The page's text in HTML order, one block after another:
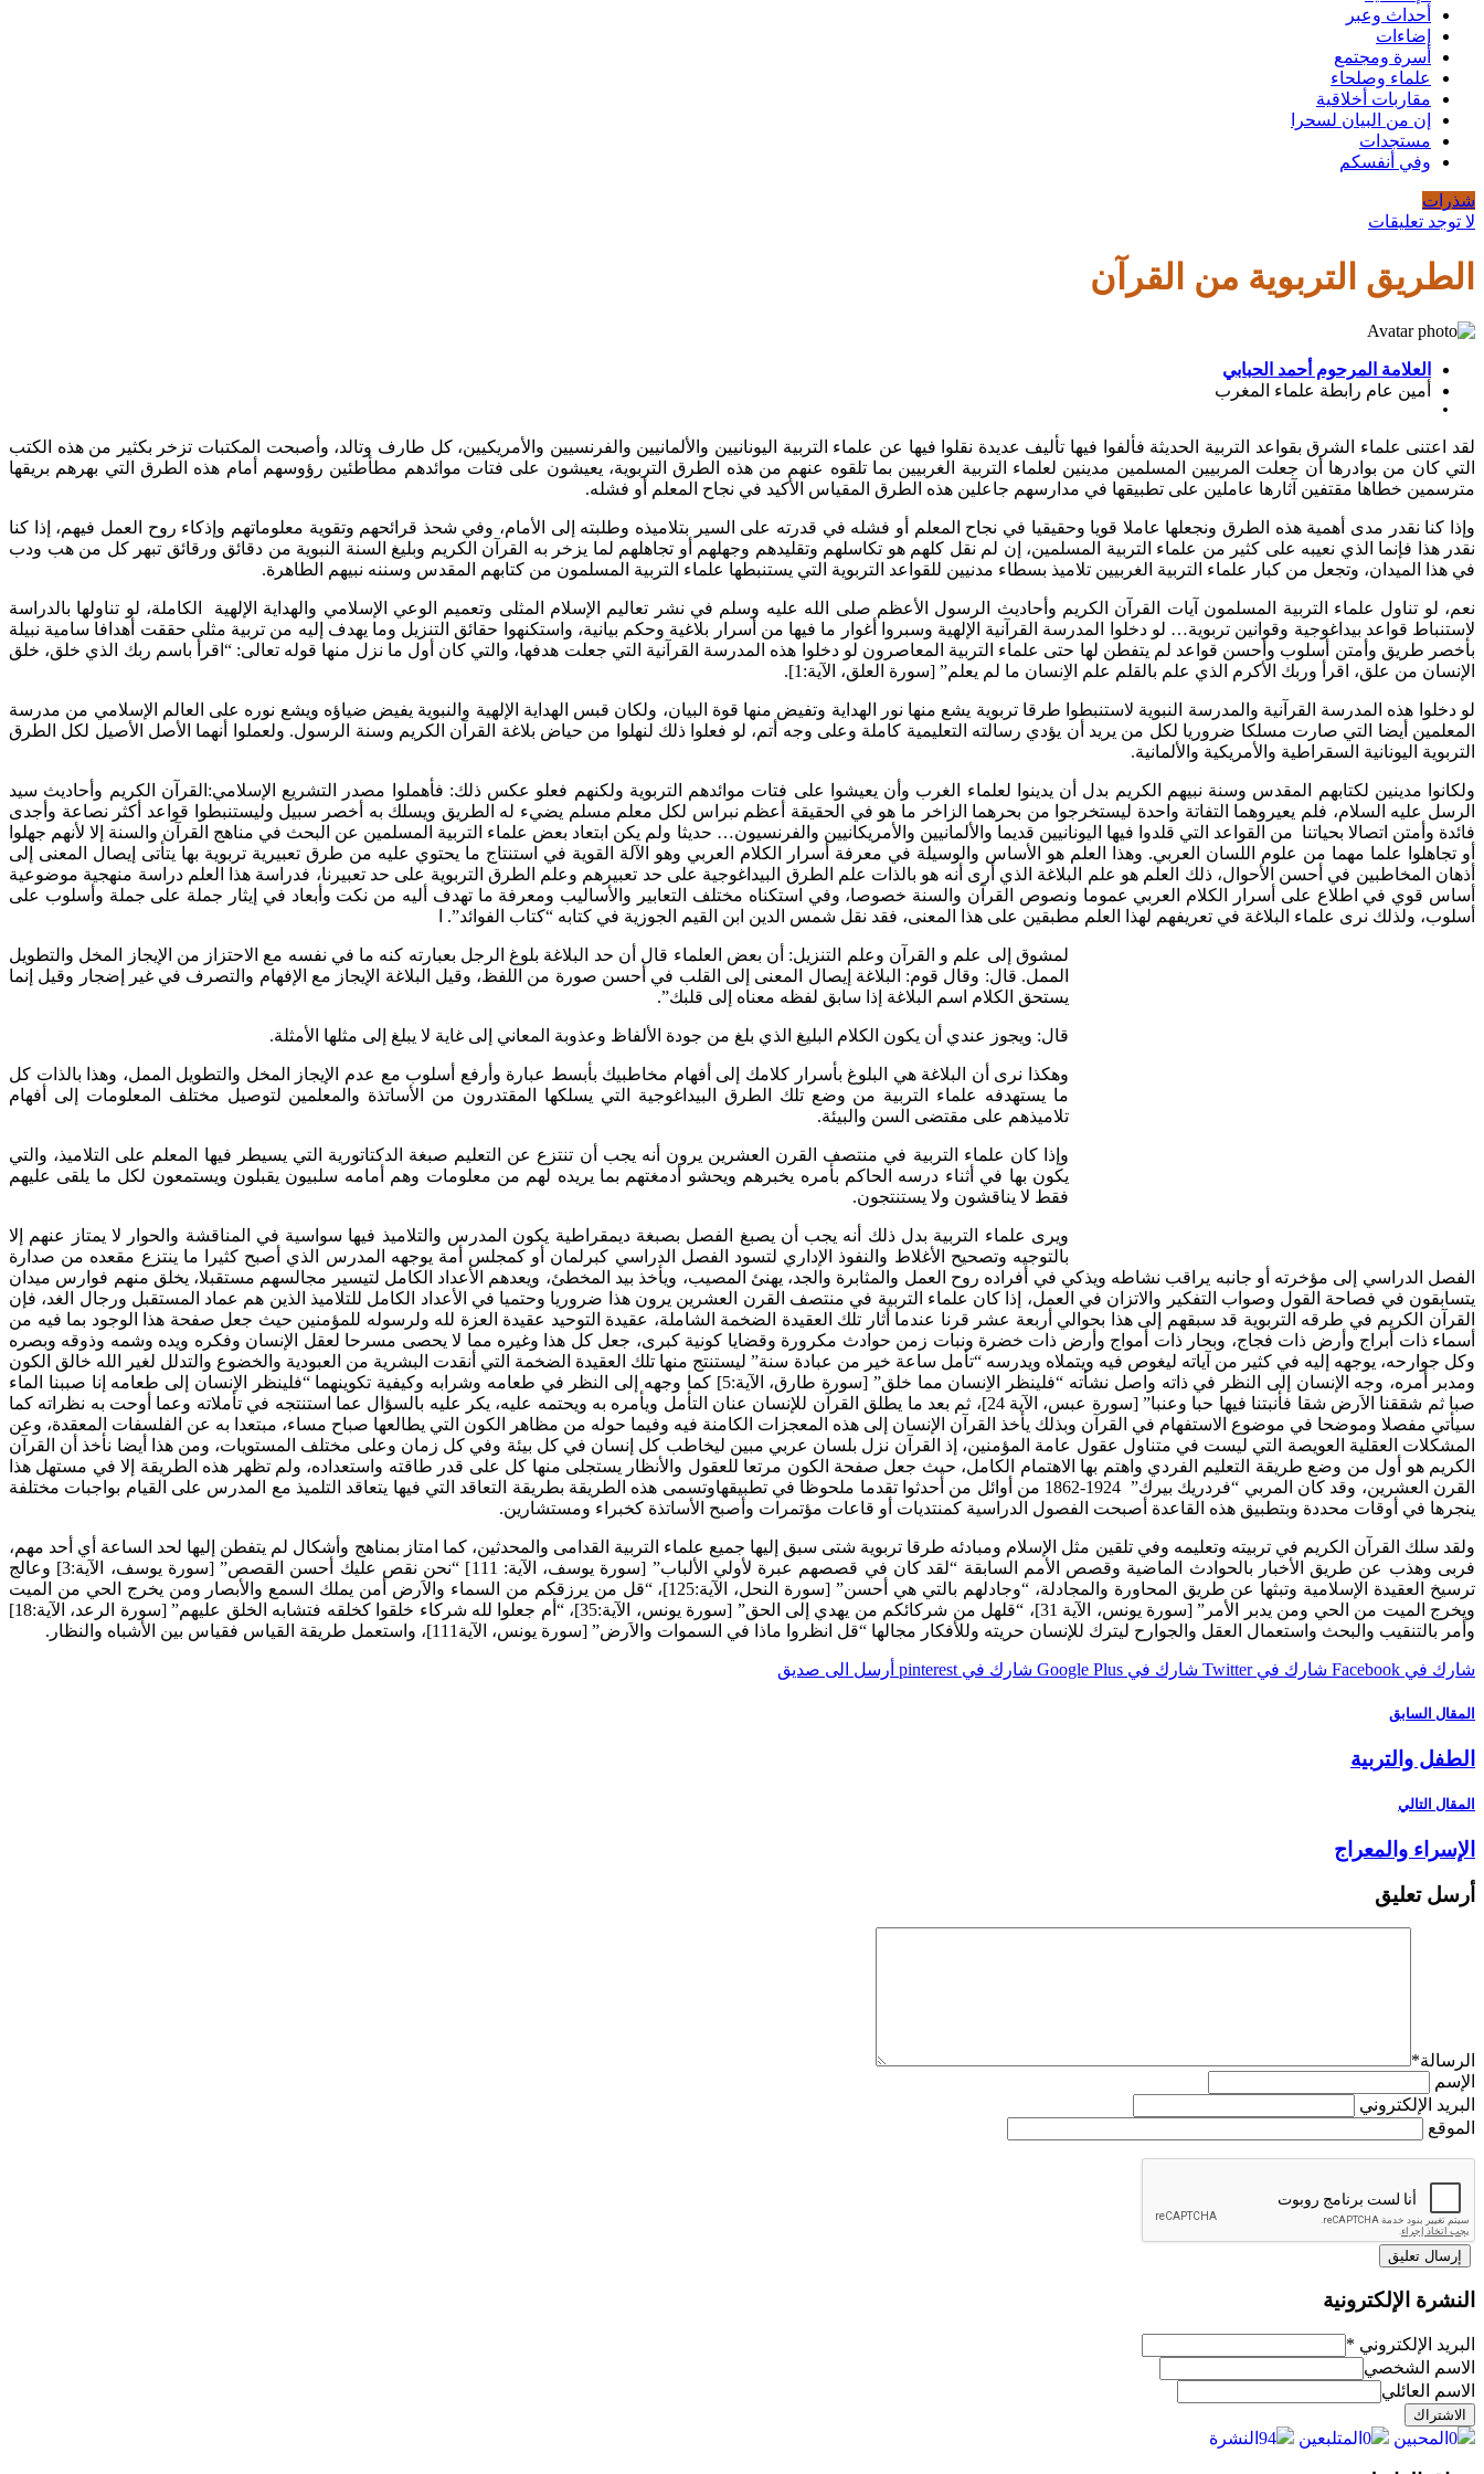
أحداث وعبر
إضاءات
أسرة ومجتمع
علماء وصلحاء
مقاربات أخلاقية
إن من البيان لسحرا
مستجدات
وفي أنفسكم
شذرات
لا توجد تعليقات
الطريق التربوية من القرآن
العلامة المرحوم أحمد الحبابي
أمين عام رابطة علماء المغرب
لقد اعتنى علماء الشرق بقواعد التربية الحديثة فألفوا فيها تأليف عديدة نقلوا فيها عن علماء التربية اليونانيين والألمانيين والفرنسيين والأمريكيين، كل طارف وتالد، وأصبحت المكتبات تزخر بكثير من هذه الكتب
التي كان من بوادرها أن جعلت المربيين المسلمين مدينين لعلماء التربية الغربيين بما تلقوه عنهم من هذه الطرق التربوية، يعيشون على فتات موائدهم مطأطئين رؤوسهم أمام هذه الطرق التي بهرهم بريقها
مترسمين خطاها مقتفين آثارها عاملين على تطبيقها في مدارسهم جاعلين هذه الطرق المقياس الأكيد في نجاح المعلم أو فشله.
وإذا كنا نقدر مدى أهمية هذه الطرق ونجعلها عاملا قويا وحقيقيا في نجاح المعلم أو فشله في قدرته على السير بتلاميذه وطلبته إلى الأمام، وفي شحذ قرائحهم وتقوية معلوماتهم وإذكاء روح العمل فيهم، إذا كنا
نقدر هذا فإنما الذي نعيبه على كثير من علماء التربية المسلمين، إن لم نقل كلهم هو تكاسلهم وتقليدهم وجهلهم أو تجاهلهم لما يزخر به القرآن الكريم وبليغ السنة النبوية من دقائق ورقائق تبهر كل من هب ودب
في هذا الميدان، وتجعل من كبار علماء التربية الغربيين تلاميذ بسطاء مدنيين للقواعد التربوية التي يستنبطها علماء التربية المسلمون من كتابهم المقدس وسننه نبيهم الطاهرة.
نعم، لو تناول علماء التربية المسلمون آيات القرآن الكريم وأحاديث الرسول الأعظم صلى الله عليه وسلم في نشر تعاليم الإسلام المثلى وتعميم الوعي الإسلامي والهداية الإلهية الكاملة، لو تناولها بالدراسة
لاستنباط قواعد بيداغوجية وقوانين تربوية… لو دخلوا المدرسة القرآنية الإلهية وسبروا أغوار ما فيها من أسرار بلاغية وحكم بيانية، واستكنهوا حقائق التنزيل وما يهدف إليه من تربية مثلى حققت أهدافا سامية نبيلة
بأخصر طريق وأمتن أسلوب وأحسن قواعد لم يتفطن لها حتى علماء التربية المعاصرون لو دخلوا هذه المدرسة القرآنية التي جعلت هدفها، والتي كان أول ما نزل منها قوله تعالى: “اقرأ باسم ربك الذي خلق، خلق
الإنسان من علق، اقرأ وربك الأكرم الذي علم بالقلم علم الاِنسان ما لم يعلم” [سورة العلق، الآية:1].
لو دخلوا هذه المدرسة القرآنية والمدرسة النبوية لاستنبطوا طرقا تربوية يشع منها نور الهداية وتفيض منها قوة البيان، ولكان قبس الهداية الإلهية والنبوية يفيض ضياؤه ويشع نوره على العالم الإسلامي من مدرسة
المعلمين أيضا التي صارت مسلكا ضروريا لكل من يريد أن يؤدي رسالته التعليمية كاملة وعلى وجه أتم، لو فعلوا ذلك لنهلوا من حياض بلاغة القرآن الكريم وسنة الرسول. ولعملوا أنهما الأصل الأصيل لكل الطرق
التربوية اليونانية السقراطية والأمريكية والألمانية.
ولكانوا مدينين لكتابهم المقدس وسنة نبيهم الكريم بدل أن يدينوا لعلماء الغرب وأن يعيشوا على فتات موائدهم التربوية ولكنهم فعلو عكس ذلك: فأهملوا مصدر التشريع الإسلامي:القرآن الكريم وأحاديث سيد
الرسل عليه السلام، فلم يعيروهما التفاتة واحدة ليستخرجوا من بحرهما الزاخر ما هو في الحقيقة أعظم نبراس لكل معلم مسلم يضيء له الطريق ويسلك به أخصر سبيل وليستنبطوا قواعد أكثر نصاعة وأجدى
فائدة وأمتن اتصالا بحياتنا من القواعد التي قلدوا فيها اليونانيين قديما والألمانيين والأمريكانيين والفرنسيون… حديثا ولم يكن ابتعاد بعض علماء التربية المسلمين عن البحث في مناهج القرآن والسنة إلا لأنهم جهلوا
أو تجاهلوا علما مهما من علوم اللسان العربي. وهذا العلم هو الأساس والوسيلة في معرفة أسرار الكلام العربي وهو الآلة القوية في استنتاج ما يحتوي عليه من طرق تعبيرية تربوية بها يتأتى إيصال المعنى إلى
أذهان المخاطبين في أحسن الأحوال، ذلك العلم هو علم البلاغة الذي أرى أنه هو بالذات علم الطرق البيداغوجية على حد تعبيرهم وعلم الطرق التربوية على حد تعبيرنا، فدراسة هذا العلم دراسة منهجية موضوعية
أساس قوي في اطلاع على أسرار الكلام العربي عموما ونصوص القرآن والسنة خصوصا، وفي استكناه مختلف التعابير والأساليب ومعرفة ما تهدف أليه من نكت وأبعاد في إيثار جملة على جملة وأسلوب على
أسلوب، ولذلك نرى علماء البلاغة في تعريفهم لهذا العلم مطبقين على هذا المعنى، فقد نقل شمس الدين ابن القيم الجوزية في كتابه “كتاب الفوائد”. ا
لمشوق إلى علم و القرآن وعلم التنزيل: أن بعض العلماء قال أن حد البلاغة بلوغ الرجل بعبارته كنه ما في نفسه مع الاحتزاز من الإيجاز المخل والتطويل
الممل. قال: وقال قوم: البلاغة إيصال المعنى إلى القلب في أحسن صورة من اللفظ، وقيل البلاغة الإيجاز مع الإفهام والتصرف في غير إضجار وقيل إنما
يستحق الكلام اسم البلاغة إذا سابق لفظه معناه إلى قلبك”.
قال: ويجوز عندي أن يكون الكلام البليغ الذي بلغ من جودة الألفاظ وعذوبة المعاني إلى غاية لا يبلغ إلى مثلها الأمثلة.
وهكذا نرى أن البلاغة هي البلوغ بأسرار كلامك إلى أفهام مخاطبيك بأبسط عبارة وأرفع أسلوب مع عدم الإيجاز المخل والتطويل الممل، وهذا بالذات كل
ما يستهدفه علماء التربية من وضع تلك الطرق البيداغوجية التي يسلكها المقتدرون من الأساتذة والمعلمين لتوصيل مختلف المعلومات إلى أفهام
تلاميذهم على مقتضى السن والبيئة.
وإذا كان علماء التربية في منتصف القرن العشرين يرون أنه يجب أن تنتزع عن التعليم صبغة الدكتاتورية التي يسيطر فيها المعلم على التلاميذ، والتي
يكون بها في أثناء درسه الحاكم بأمره يخبرهم ويحشو أدمغتهم بما يريده لهم من معلومات وهم أمامه سلبيون يقبلون ويستمعون لكل ما يلقى عليهم
فقط لا يناقشون ولا يستنتجون.
ويرى علماء التربية بدل ذلك أنه يجب أن يصبغ الفصل بصبغة ديمقراطية يكون المدرس والتلاميذ فيها سواسية في المناقشة والحوار لا يمتاز عنهم إلا
بالتوجيه وتصحيح الأغلاط والنفوذ الإداري لتسود الفصل الدراسي كبرلمان أو كمجلس أمة يوجهه المدرس الذي أصبح كثيرا ما ينتزع مقعده من صدارة
الفصل الدراسي إلى مؤخرته أو جانبه يراقب نشاطه ويذكي في أفراده روح العمل والمثابرة والجد، يهنئ المصيب، ويأخذ بيد المخطئ، ويعدهم الأعداد الكامل لتيسير مجالسهم مستقبلا، يخلق منهم فوارس ميدان
يتسابقون في فصاحة القول وصواب التفكير والاتزان في العمل، إذا كان علماء التربية في منتصف القرن العشرين يرون هذا ضروريا وحتميا في الأعداد الكامل للتلاميذ الذين هم عماد المستقبل ورجال الغد، فإن
القرآن الكريم في طرقه التربوية قد سبقهم إلى هذا بحوالي أربعة عشر قرنا عندما أثار تلك العقيدة الضخمة الشاملة، عقيدة التوحيد عقيدة العزة لله ولرسوله للمؤمنين حيث جعل صفحة هذا الوجود بما فيه من
أسماء ذات أبراج وأرض ذات فجاج، وبحار ذات أمواج وأرض ذات خضرة ونبات زمن حوادث مكرورة وقضايا كونية كبرى، جعل كل هذا وغيره مما لا يحصى مسرحا لعقل الإنسان وفكره ويده وشمه وذوقه وبصره
وكل جوارحه، يوجهه إليه في كثير من آياته ليغوص فيه ويتملاه ويدرسه “تأمل ساعة خير من عبادة سنة” ليستنتج منها تلك العقيدة الضخمة التي أنقدت البشرية من العبودية والخضوع والتدلل لغير الله خالق الكون
ومدبر أمره، وجه الإنسان إلى النظر في ذاته واصل نشأته “فلينظر الاِنسان مما خلق” [سورة طارق، الآية:5] كما وجهه إلى النظر في طعامه وشرابه وكيفية تكوينهما “فلينظر الاِنسان إلى طعامه إنا صببنا الماء
صبا ثم شققنا الاَرض شقا فأنبتنا فيها حبا وعنبا” [سورة عبس، الآية 24]، ثم بعد ما يطلق القرآن للإنسان عنان التأمل ويأمره به ويحتمه عليه، يكر عليه بالسؤال عما استنتجه في تأملاته وعما أوحت به نظراته كما
سيأتي مفصلا وموضحا في موضوع الاستفهام في القرآن وبذلك يأخذ القرآن الإنسان إلى هذه المعجزات الكامنة فيه وفيما حوله من مظاهر الكون التي يطالعها صباح مساء، مبتعدا به عن الفلسفات المعقدة، وعن
المشكلات العقلية العويصة التي ليست في متناول عقول عامة المؤمنين، إذ القرآن نزل بلسان عربي مبين ليخاطب كل إنسان في كل بيئة وفي كل زمان وعلى مختلف المستويات، ومن هذا أيضا نأخذ أن القرآن
الكريم هو أول من وضع طريقة التعليم الفردي واهتم بها الاهتمام الكامل، حيث جعل صفحة الكون مرتعا للعقول والأنظار يستجلى منها كل على قدر طاقته واستعداده، ولم تظهر هذه الطريقة إلا في مستهل هذا
القرن العشرين، وقد كان المربي “فردريك بيرك” 1924-1862 من أوائل من أحدثوا تقدما ملحوظا في تطبيقهاوتسمى هذه الطريقة بطريقة التعاقد التي فيها يتعاقد التلميذ مع المدرس على القيام بواجبات مختلفة
ينجرها في أوقات محددة وبتطبيق هذه القاعدة أصبحت الفصول الدراسية كمنتديات أو قاعات مؤتمرات وأصبح الأساتذة كخبراء ومستشارين.
ولقد سلك القرآن الكريم في تربيته وتعليمه وفي تلقين مثل الإسلام ومبادئه طرقا تربوية شتى سبق إليها جميع علماء التربية القدامى والمحدثين، كما امتاز بمناهج وأشكال لم يتفطن إليها لحد الساعة أي أحد مهم،
فربى وهذب عن طريق الأخبار بالحوادث الماضية وقصص الأمم السابقة “لقد كان في قصصهم عبرة لأولي الألباب” [سورة يوسف، الآية: 111] “نحن نقص عليك أحسن القصص” [سورة يوسف، الآية:3] وعالج
ترسيخ العقيدة الإسلامية وتبثها عن طريق المحاورة والمجادلة، “وجادلهم بالتي هي أحسن” [سورة النحل، الآية:125]، “قل من يرزقكم من السماء والاَرض أمن يملك السمع والأبصار ومن يخرج الحي من الميت
ويخرج الميت من الحي ومن يدبر الأمر” [سورة يونس، الآية 31]، “قلهل من شركائكم من يهدي إلى الحق” [سورة يونس، الآية:35]، “أم جعلوا لله شركاء خلقوا كخلقه فتشابه الخلق عليهم” [سورة الرعد، الآية:18]
وأمر بالتنقيب والبحث واستعمال العقل والجوارح ليترك للإنسان حريته وللأفكار مجالها “قل انظروا ماذا في السموات والاَرض” [سورة يونس، الآية111]، واستعمل طريقة القياس فقياس بين الأشباه والنظار.
شارك في Facebook شارك في Twitter شارك في Google Plus شارك في pinterest أرسل الى صديق
المقال السابق
الطفل والتربية
المقال التالي
الإسراء والمعراج
أرسل تعليق
الرسالة*
الإسم
البريد الإلكتروني
الموقع
النشرة الإلكترونية
البريد الإلكتروني *
الاسم الشخصي
الاسم العائلي
0 المحبين 0 المتلبعين 100النشرة